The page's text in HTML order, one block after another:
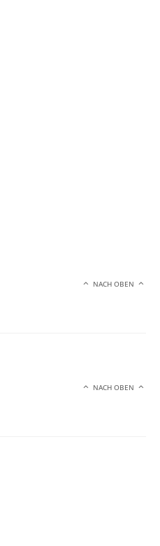
NACH OBEN
NACH OBEN